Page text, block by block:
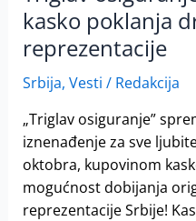
kasko poklanja
reprezentacije
Srbija, Vesti / Redakcija
„Triglav osiguranje”
iznenađenje za sve
oktobra, kupovinom
mogućnost dobijanja
reprezentacije Srbije!
reprezentacije